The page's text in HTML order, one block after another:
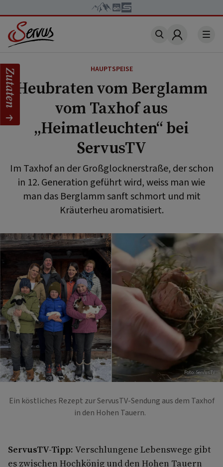
Account
HAUPTSPEISE
Heubraten vom Berglamm
vom Taxhof aus
„Heimatleuchten“ bei
ServusTV
Im Taxhof an der Großglocknerstraße, der schon
in 12. Generation geführt wird, weiss man wie
man das Berglamm sanft schmort und mit
Kräuterheu aromatisiert.
Foto: ServusTV
Ein köstliches Rezept zur ServusTV-Sendung aus dem Taxhof
in den Hohen Tauern.
ServusTV-Tipp: Verschlungene Lebenswege gibt
es zwischen Hochkönig und den Hohen Tauern
Zutaten